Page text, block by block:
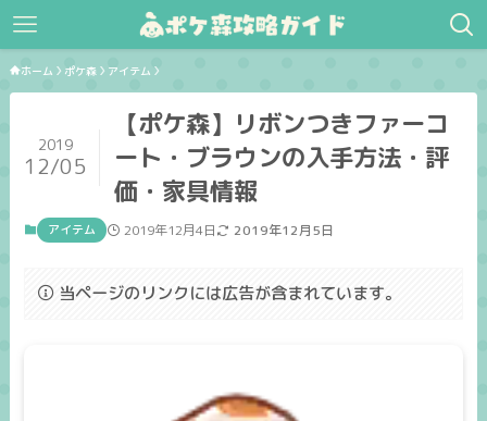
ホーム ポケ森 アイテム
【ポケ森】リボンつきファーコ
ート・ブラウンの入手方法・評
価・家具情報
2019
12/05
アイテム 2019年12月4日 2019年12月5日
当ページのリンクには広告が含まれています。